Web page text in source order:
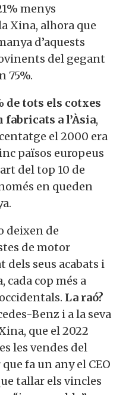
menys
Xina, alhora que
d’aquests
del gegant
75%.
de tots els cotxes
a l’Àsia,
el 2000 era
països europeus
del top 10 de
en queden
deixen de
de motor
dels seus acabats i
cada cop més a
La raó?
Benz i a la seva
que el 2022
les vendes del
fa un any el CEO
tallar els vincles